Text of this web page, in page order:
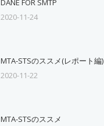
DANE FOR SMTP
2020-11-24
MTA-STSのススメ(レポート編)
2020-11-22
MTA-STSのススメ